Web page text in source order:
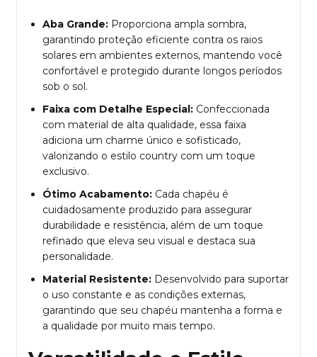
Aba Grande: Proporciona ampla sombra,
garantindo proteção eficiente contra os raios
solares em ambientes externos, mantendo você
confortável e protegido durante longos períodos
sob o sol.
Faixa com Detalhe Especial: Confeccionada
com material de alta qualidade, essa faixa
adiciona um charme único e sofisticado,
valorizando o estilo country com um toque
exclusivo.
Ótimo Acabamento: Cada chapéu é
cuidadosamente produzido para assegurar
durabilidade e resistência, além de um toque
refinado que eleva seu visual e destaca sua
personalidade.
Material Resistente: Desenvolvido para suportar
o uso constante e as condições externas,
garantindo que seu chapéu mantenha a forma e
a qualidade por muito mais tempo.